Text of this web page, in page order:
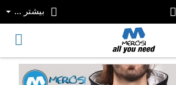
بیشتر ...